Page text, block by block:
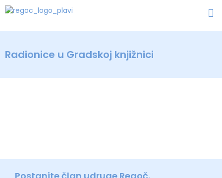
Radionice u Gradskoj knjižnici